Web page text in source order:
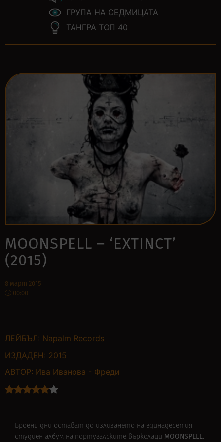
ГРУПА НА СЕДМИЦАТА
ТАНГРА ТОП 40
MOONSPELL – ‘EXTINCT’
(2015)
8 март 2015
00:00
ЛЕЙБЪЛ: Napalm Records
ИЗДАДЕН: 2015
АВТОР: Ива Иванова - Фреди
Броени дни остават до излизането на единадесетия
студиен албум на португалските върколаци MOONSPELL.